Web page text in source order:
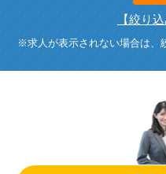
【絞り
※求人が表示されない場合は、